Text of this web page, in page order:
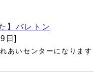
】バレトン
日]
あいセンターになります